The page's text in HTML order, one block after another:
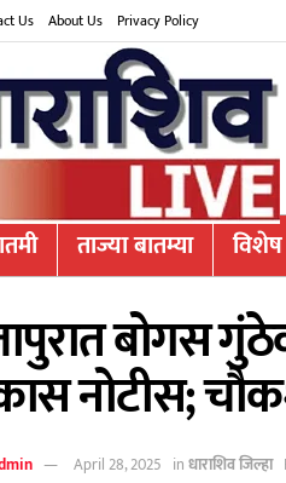
Us About Us Privacy Policy
ताज्या बातम्या विशेष
बोगस
नोटीस;
April 28, 2025 inधाराशिव जिल्हा